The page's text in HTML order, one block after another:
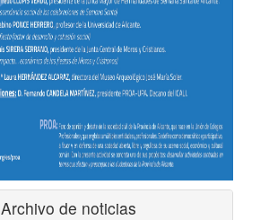
Archivo de noticias